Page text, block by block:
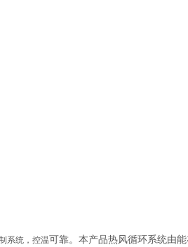
系统， 控温可靠。本产品热风循环系统由